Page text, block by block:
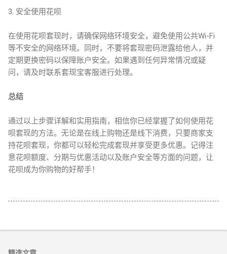
3. 安全使用花呗
在使用花呗套现时，请确保网络环境安全，避免使用公共Wi-Fi
等不安全的网络环境。同时，不要将套现密码泄露给他人，并
定期更换密码以保障账户安全。如果遇到任何异常情况或疑
问，请及时联系套现宝客服进行处理。
总结
通过以上步骤详解和实用指南，相信你已经掌握了如何使用花
呗套现的方法。无论是在线上购物还是线下消费，只要商家支
持花呗套现，你都可以轻松完成套现并享受更多优惠。记得注
意花呗额度、分期与优惠活动以及账户安全等方面的问题，让
花呗成为你购物的好帮手！